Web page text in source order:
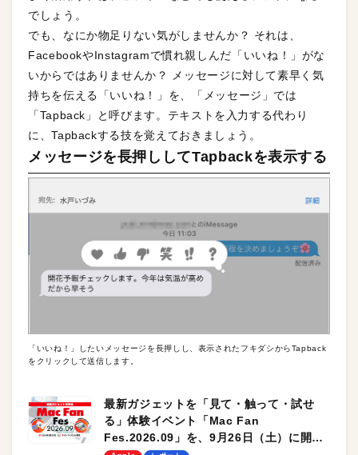
でしょう。
でも、なにか物足りない気がしませんか？ それは、
FacebookやInstagramで慣れ親しんだ「いいね！」がな
いからではありませんか？ メッセージに対して素早く気
持ちを伝える「いいね！」を、「メッセージ」では
「Tapback」と呼びます。テキストを入力する代わり
に、Tapbackする技を覚えておきましょう。
メッセージを長押ししてTapbackを表示する
「いいね！」したいメッセージを長押しし、表示されたフキダシからTapback
をクリックして送信します。
最新ガジェットを「見て・触って・試せ
る」体験イベント「Mac Fan
Fes.2026.09」を、9月26日（土）に開催